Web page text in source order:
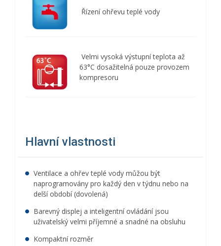
Řízení ohřevu teplé vody
Velmi vysoká výstupní teplota až
63°C dosažitelná pouze provozem
kompresoru
Hlavní vlastnosti
Ventilace a ohřev teplé vody můžou být
naprogramovány pro každý den v týdnu nebo na
delší období (dovolená)
Barevný displej a inteligentní ovládání jsou
uživatelský velmi příjemné a snadné na obsluhu
Kompaktní rozměr